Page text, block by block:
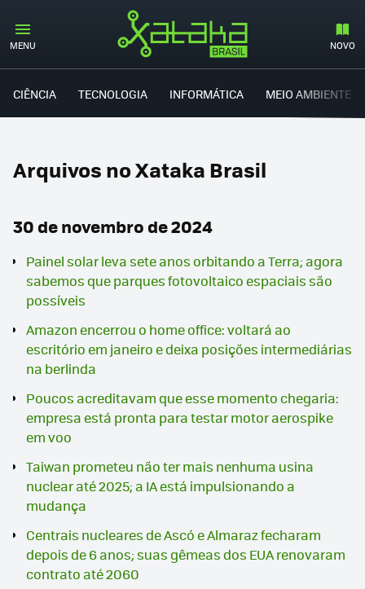
MENU NOVO
CIÊNCIA TECNOLOGIA INFORMÁTICA MEIO AMBIENTE
Arquivos no Xataka Brasil
30 de novembro de 2024
Painel solar leva sete anos orbitando a Terra; agora
sabemos que parques fotovoltaico espaciais são
possíveis
Amazon encerrou o home office: voltará ao
escritório em janeiro e deixa posições intermediárias
na berlinda
Poucos acreditavam que esse momento chegaria:
empresa está pronta para testar motor aerospike
em voo
Taiwan prometeu não ter mais nenhuma usina
nuclear até 2025; a IA está impulsionando a
mudança
Centrais nucleares de Ascó e Almaraz fecharam
depois de 6 anos; suas gêmeas dos EUA renovaram
contrato até 2060